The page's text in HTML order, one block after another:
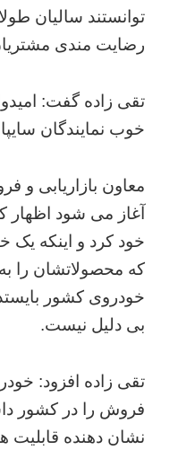
توانستند سالیان
رضایت مندی
تقی زاده گفت:
خوب نمایندگان
خود کرد و اینکه یک
که محصولاتشان را
خودروی کشور
بی دلیل نیست.
تقی زاده افزود:
فروش را در کشور
نشان دهنده قابلیت